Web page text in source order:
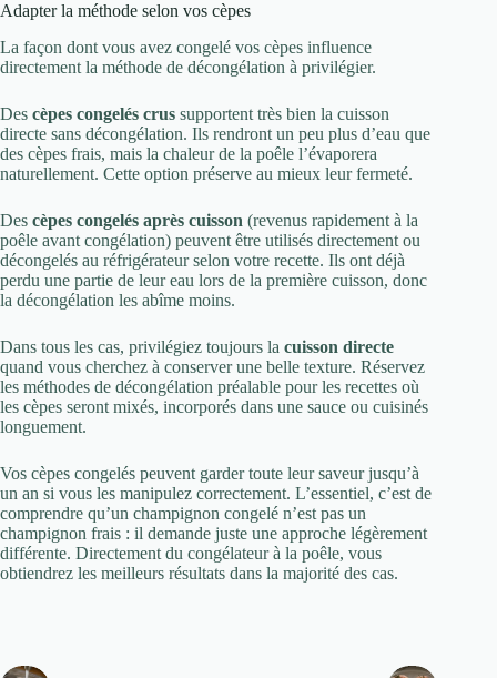
Adapter la méthode selon vos cèpes
La façon dont vous avez congelé vos cèpes influence
directement la méthode de décongélation à privilégier.
Des cèpes congelés crus supportent très bien la cuisson
directe sans décongélation. Ils rendront un peu plus d’eau que
des cèpes frais, mais la chaleur de la poêle l’évaporera
naturellement. Cette option préserve au mieux leur fermeté.
Des cèpes congelés après cuisson (revenus rapidement à la
poêle avant congélation) peuvent être utilisés directement ou
décongelés au réfrigérateur selon votre recette. Ils ont déjà
perdu une partie de leur eau lors de la première cuisson, donc
la décongélation les abîme moins.
Dans tous les cas, privilégiez toujours la cuisson directe
quand vous cherchez à conserver une belle texture. Réservez
les méthodes de décongélation préalable pour les recettes où
les cèpes seront mixés, incorporés dans une sauce ou cuisinés
longuement.
Vos cèpes congelés peuvent garder toute leur saveur jusqu’à
un an si vous les manipulez correctement. L’essentiel, c’est de
comprendre qu’un champignon congelé n’est pas un
champignon frais : il demande juste une approche légèrement
différente. Directement du congélateur à la poêle, vous
obtiendrez les meilleurs résultats dans la majorité des cas.